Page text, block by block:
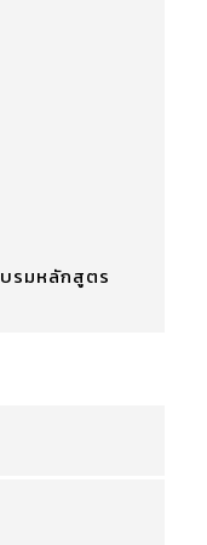
รมหลักสูตร